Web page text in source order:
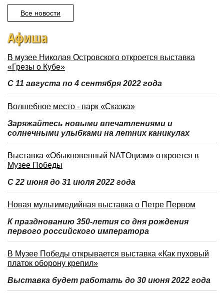
Все новости
Афиша
В музее Николая Островского откроется выставка
«Грезы о Кубе»
С 11 августа по 4 сентября 2022 года
Волшебное место - парк «Сказка»
Заряжайтесь новыми впечатлениями и
солнечными улыбками на летних каникулах
Выставка «Обыкновенный NATOцизм» откроется в
Музее Победы
С 22 июня до 31 июля 2022 года
Новая мультимедийная выставка о Петре Первом
К празднованию 350-летия со дня рождения
первого российского императора
В Музее Победы открывается выставка «Как пуховый
платок оборону крепил»
Выставка будет работать до 30 июня 2022 года